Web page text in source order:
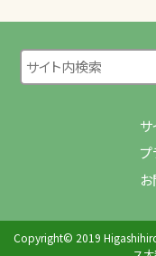
サ
Copyright© 2019